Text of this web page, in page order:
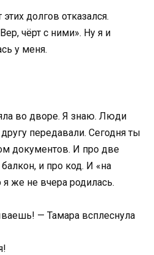
долгов отказался.
чёрт с ними». Ну я и
у меня.
во дворе. Я знаю. Люди
передавали. Сегодня ты
документов. И про две
и про код. И «на
же не вчера родилась.
— Тамара всплеснула